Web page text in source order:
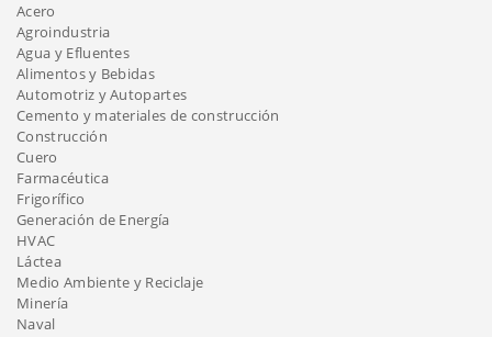
Acero
Agroindustria
Agua y Efluentes
Alimentos y Bebidas
Automotriz y Autopartes
Cemento y materiales de construcción
Construcción
Cuero
Farmacéutica
Frigorífico
Generación de Energía
HVAC
Láctea
Medio Ambiente y Reciclaje
Minería
Naval